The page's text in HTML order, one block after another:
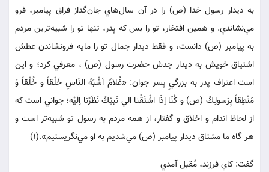
به ديدار رسول خدا (ص) را در آن سال‌هاي جان‌گداز فراق پيامبر، فرو
مي‌نشاندي. و همين افتخار، تو را بس كه پدر، تنها تو را شبيه‌ترين مردم
به پيامبر (ص) دانست، و فقط ديدار جمال تو را مايه فرونشاندن عطش
اشتياق خويش به ديدار جدش حضرت رسول (ص) ، معرفي كرد؛ و اين
است اعتراف پدر به بزرگيِ پسر جوان: «غُلامٌ اَشْبَهُ النّاسِ خَلْقاً و خُلْقاً وَ
مَنْطِقاً بِرَسولِكَ (ص) و كُنّا اِذَا اشْتَقْنا الي نَبيّكَ نَظَرْنا اِلَيْه؛ جواني است كه
از لحاظ اندام و اخلاق و گفتار، از همه مردم به رسول تو شبيه‌تر است و
هر گاه ما مشتاق ديدار پيامبر (ص) مي‌شديم به او مي‌نگريستيم».(1)
گفت: كاي فرزند، مُقبل آمدي